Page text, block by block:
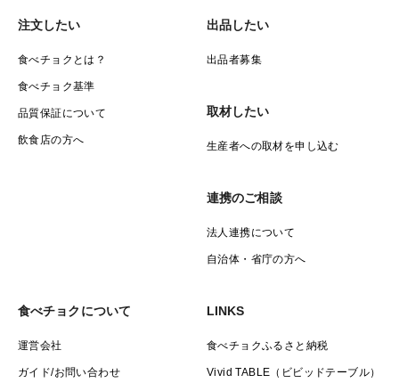
注文したい
食べチョクとは？
食べチョク基準
品質保証について
飲食店の方へ
出品したい
出品者募集
取材したい
生産者への取材を申し込む
連携のご相談
法人連携について
自治体・省庁の方へ
食べチョクについて
運営会社
ガイド/お問い合わせ
LINKS
食べチョクふるさと納税
Vivid TABLE（ビビッドテーブル）